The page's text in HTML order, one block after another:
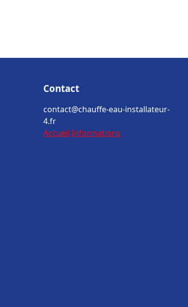
Contact
contact@chauffe-eau-installateur-
4.fr
Accueil Informations